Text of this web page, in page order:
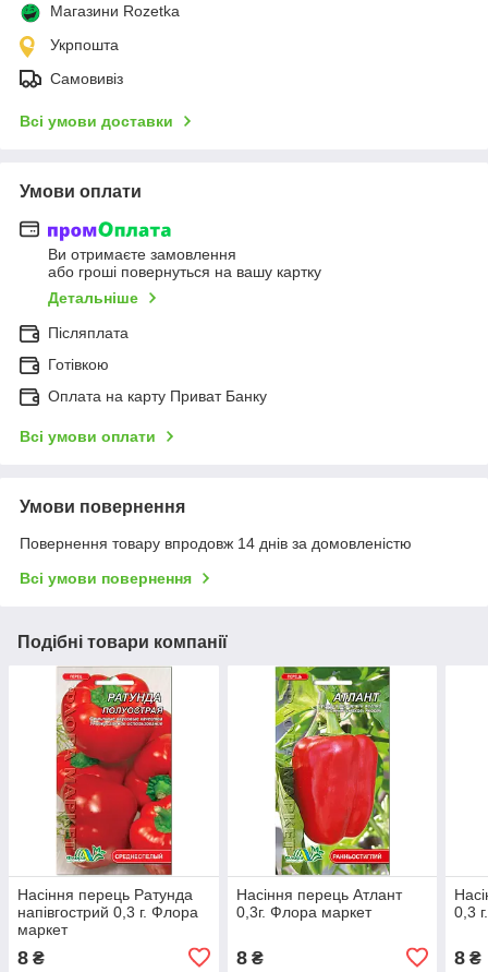
Магазини Rozetka
Укрпошта
Самовивіз
Всі умови доставки
Умови оплати
Ви отримаєте замовлення
або гроші повернуться на вашу картку
Детальніше
Післяплата
Готівкою
Оплата на карту Приват Банку
Всі умови оплати
Умови повернення
Повернення товару впродовж 14 днів за домовленістю
Всі умови повернення
Подібні товари компанії
Насіння перець Ратунда
напівгострий 0,3 г. Флора
маркет
8 ₴
Насіння перець Атлант
0,3г. Флора маркет
8₴
0,3
8 ₴